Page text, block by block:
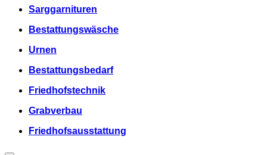
Sarggarnituren
Bestattungswäsche
Urnen
Bestattungsbedarf
Friedhofstechnik
Grabverbau
Friedhofsausstattung